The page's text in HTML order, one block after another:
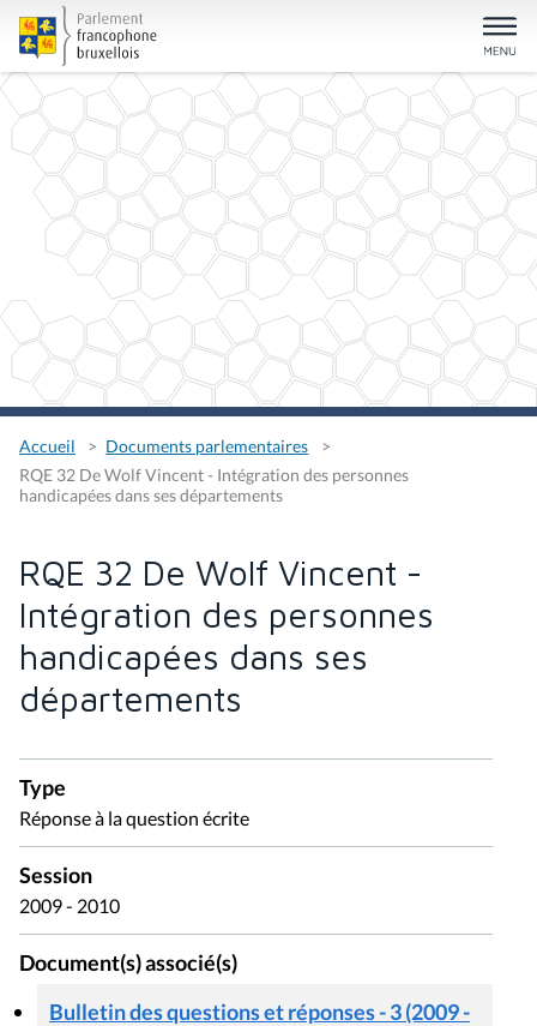
Accueil
Documents parlementaires
RQE 32 De Wolf Vincent - Intégration des personnes
handicapées dans ses départements
RQE 32 De Wolf Vincent -
Intégration des personnes
handicapées dans ses
départements
Type
Réponse à la question écrite
Session
2009 - 2010
Document(s) associé(s)
Bulletin des questions et réponses - 3 (2009 -